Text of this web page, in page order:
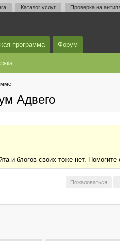
Каталог услуг Проверка на
программа Форум
Адвего
и блогов своих тоже нет.
Пожаловаться